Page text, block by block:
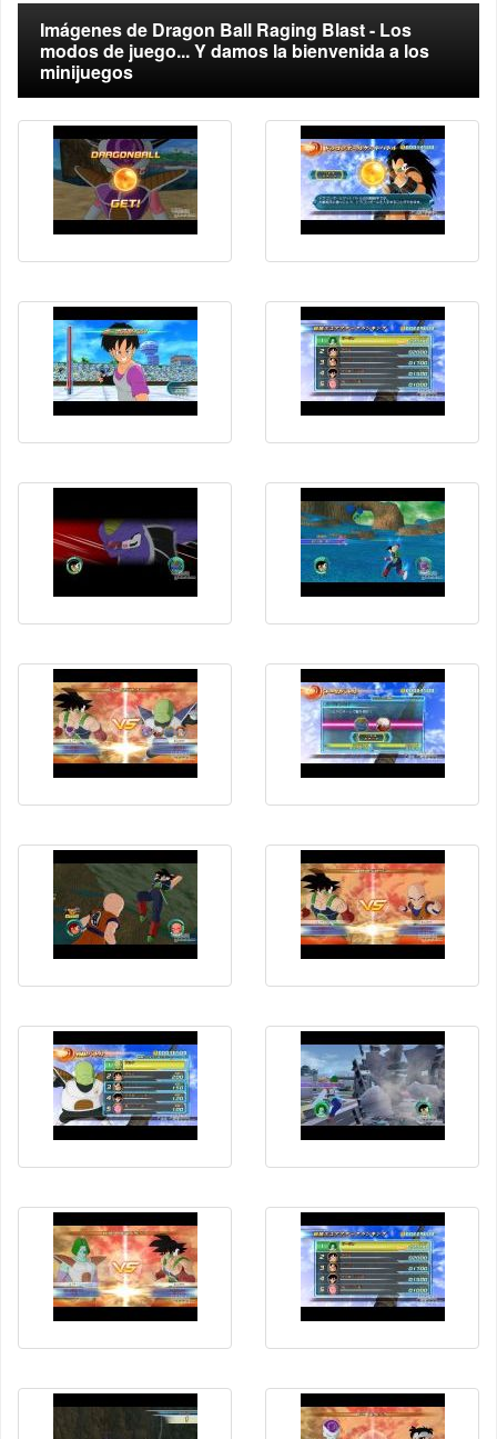
Imágenes de Dragon Ball Raging Blast - Los
modos de juego... Y damos la bienvenida a los
minijuegos